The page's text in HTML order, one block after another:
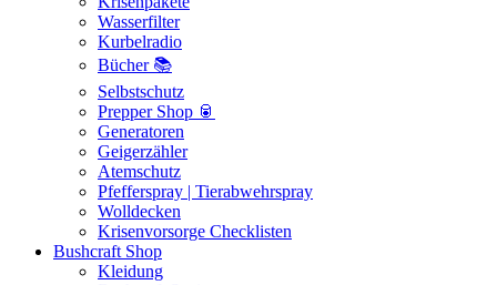
Wasserfilter
Kurbelradio
Bücher 📚
Selbstschutz
Prepper Shop 🥫
Generatoren
Geigerzähler
Atemschutz
Pfefferspray | Tierabwehrspray
Wolldecken
Krisenvorsorge Checklisten
Bushcraft Shop
Kleidung